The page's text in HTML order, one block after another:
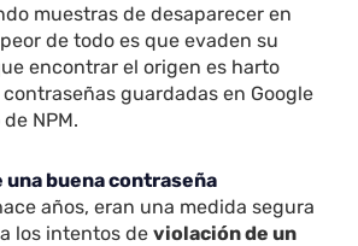
muestras de desaparecer en
de todo es que evaden su
encontrar el origen es harto
guardadas en Google
NPM.
una buena contraseña
años, eran una medida segura
los intentos deviolación de un